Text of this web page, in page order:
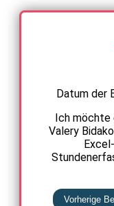
Datum der
Ich möchte
Valery
Vorherige